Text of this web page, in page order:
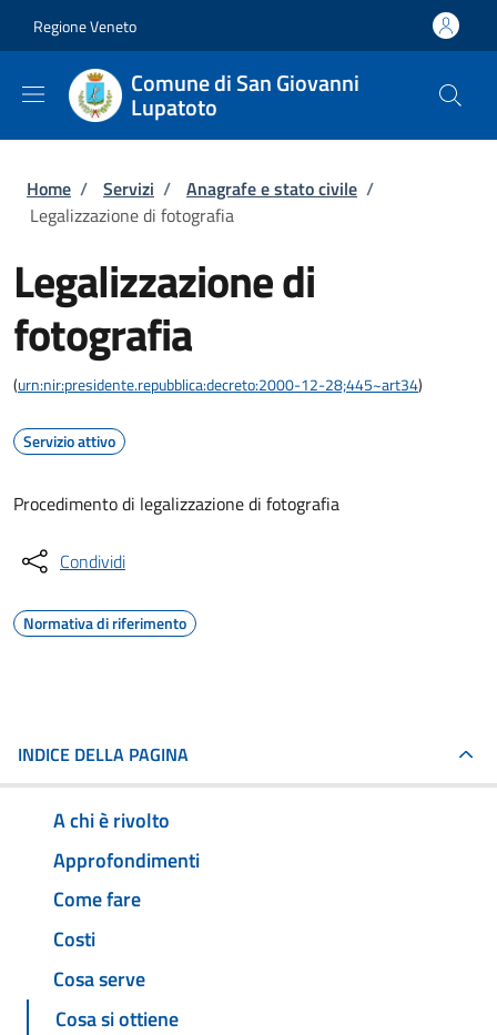
Regione Veneto
Comune di San Giovanni
Lupatoto
Briciole di pane
Home / Servizi / Anagrafe e stato civile /
Legalizzazione di fotografia
Legalizzazione di
fotografia
(urn:nir:presidente.repubblica:decreto:2000-12-28;445~art34)
Servizio attivo
Procedimento di legalizzazione di fotografia
Condividi
Normativa di riferimento
INDICE DELLA PAGINA
A chi è rivolto
Approfondimenti
Come fare
Costi
Cosa serve
Cosa si ottiene